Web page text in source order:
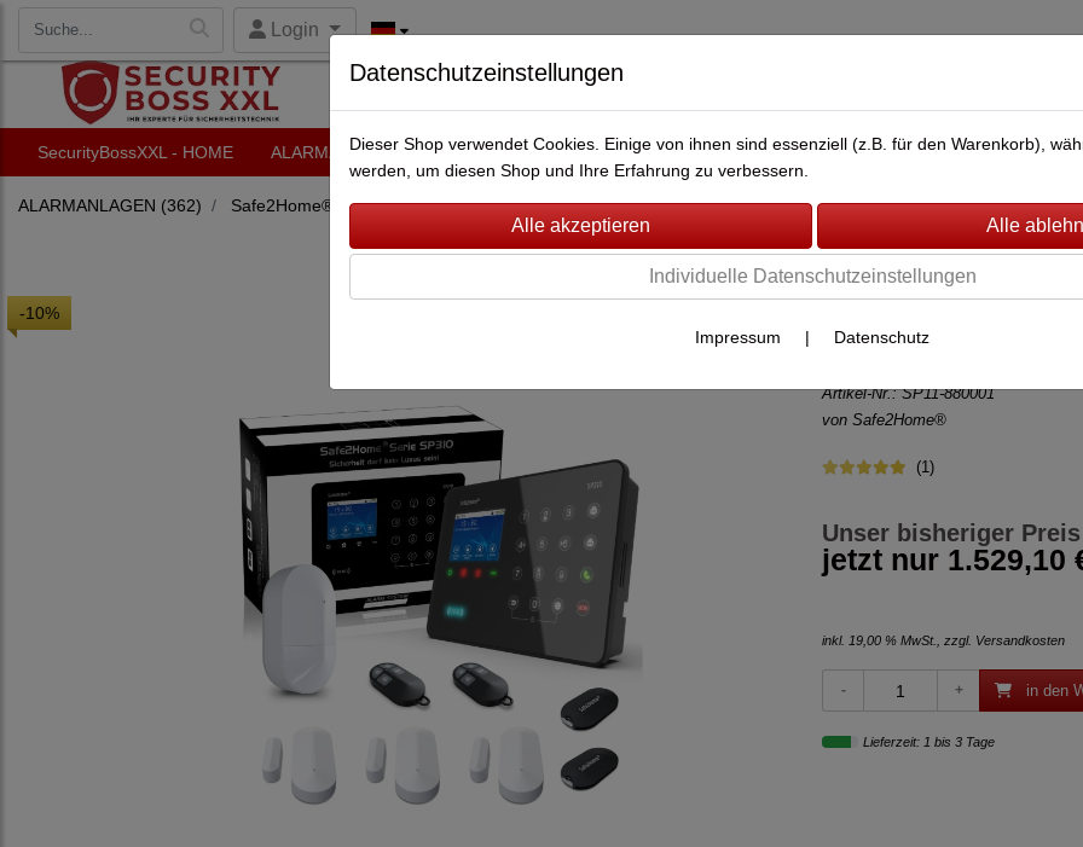
Login
SecurityBossXXL - HOME ALARMANLAGEN VIDEO-ÜBERWACHUNG FAHRZEUG-ÜBERWACHUNG
ALARMANLAGEN (362) Safe2Home® (53) Safe2Home® Alarmsystem SP310(22)
-10%
Safe2Home®
SP310 GSM
Artikel-Nr.:SP11-880001
von Safe2Home®
(1)
Unser bisheriger
jetzt nur 1.529,10
inkl. 19,00 % MwSt., zzgl. Versandkosten
in den
Lieferzeit: 1 bis 3 Tage
Datenschutzeinstellungen
Dieser Shop verwendet Cookies. Einige von ihnen sind essenziell (z.B. für den Warenkorb),
werden, um diesen Shop und Ihre Erfahrung zu verbessern.
Individuelle Datenschutzeinstellungen
Impressum | Datenschutz